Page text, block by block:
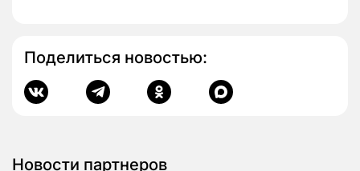
Поделиться новостью:
Новости партнеров